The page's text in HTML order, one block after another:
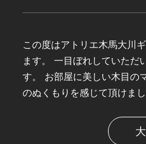
この度はアトリエ木馬大川
ます。 一目ぼれしていただ
す。 お部屋に美しい木目の
のぬくもりを感じて頂けま